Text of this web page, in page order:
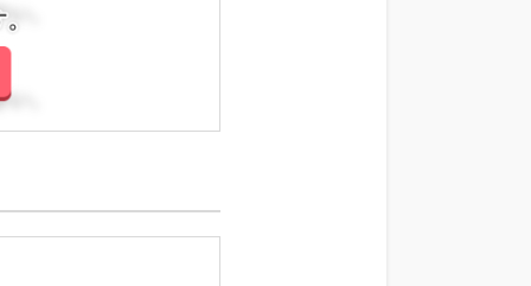
。
。